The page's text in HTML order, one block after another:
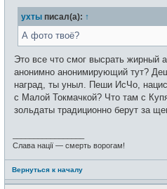
ухты писал(а): ↑
А фото твоё?
Это все что смог высрать жирный
анонимно анонимирующий тут?
наград, ты уныл. Пеши ИсЧо,
с Малой Токмачкой? Что там с
зольдаты традиционно берут за
Слава нації — смерть ворогам!
Вернуться к началу